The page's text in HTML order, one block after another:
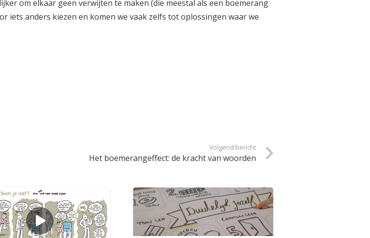
om elkaar geen verwijten te maken (die meestal als een boemerang
iets anders kiezen en komen we vaak zelfs tot oplossingen waar we
Volgend bericht
Het boemerangeffect: de kracht van woorden